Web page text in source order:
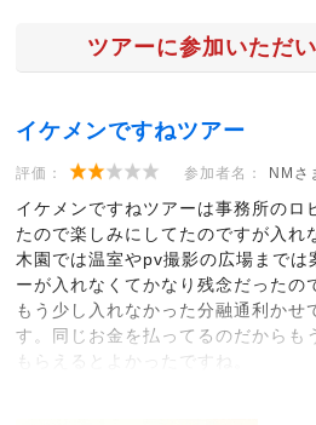
ツアーに参加いただ
イケメンですねツアー
評価： 参加者名： NMさ
イケメンですねツアーは事務所のロ
たので楽しみにしてたのですが入れ
木園では温室やpv撮影の広場までは
ーが入れなくてかなり残念だったの
もう少し入れなかった分融通利かせ
す。同じお金を払ってるのだからも
もらえるとよかったですね。